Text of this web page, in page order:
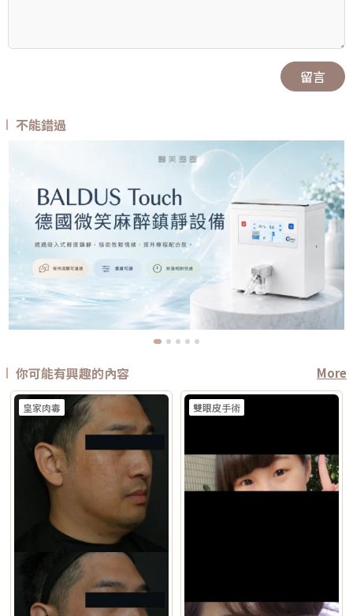
留言
不能錯過
你可能有興趣的內容 More
皇家肉毒 雙眼皮手術